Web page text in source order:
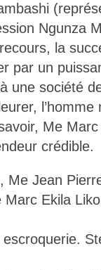
Ngunza
la
par un
une société
Me
crédible.
Me Jean
Ekila